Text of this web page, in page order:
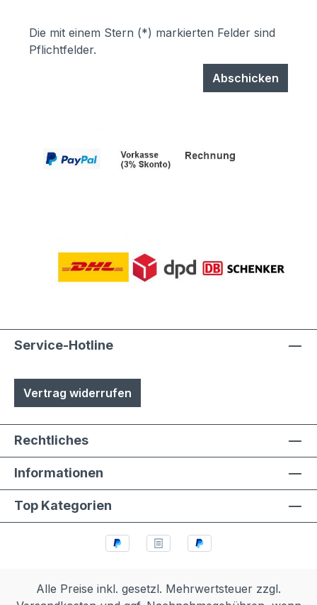
Die mit einem Stern (*) markierten Felder sind
Pflichtfelder.
Abschicken
Service-Hotline
Vertrag widerrufen
Rechtliches
Informationen
Top Kategorien
Alle Preise inkl. gesetzl. Mehrwertsteuer zzgl.